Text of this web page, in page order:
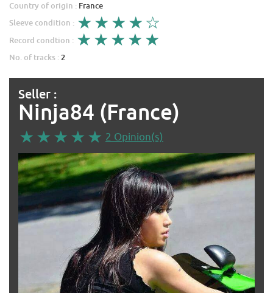
Country of origin : France
Sleeve condition :
Record condtion :
No. of tracks : 2
Seller :
Ninja84 (France)
2 Opinion(s)